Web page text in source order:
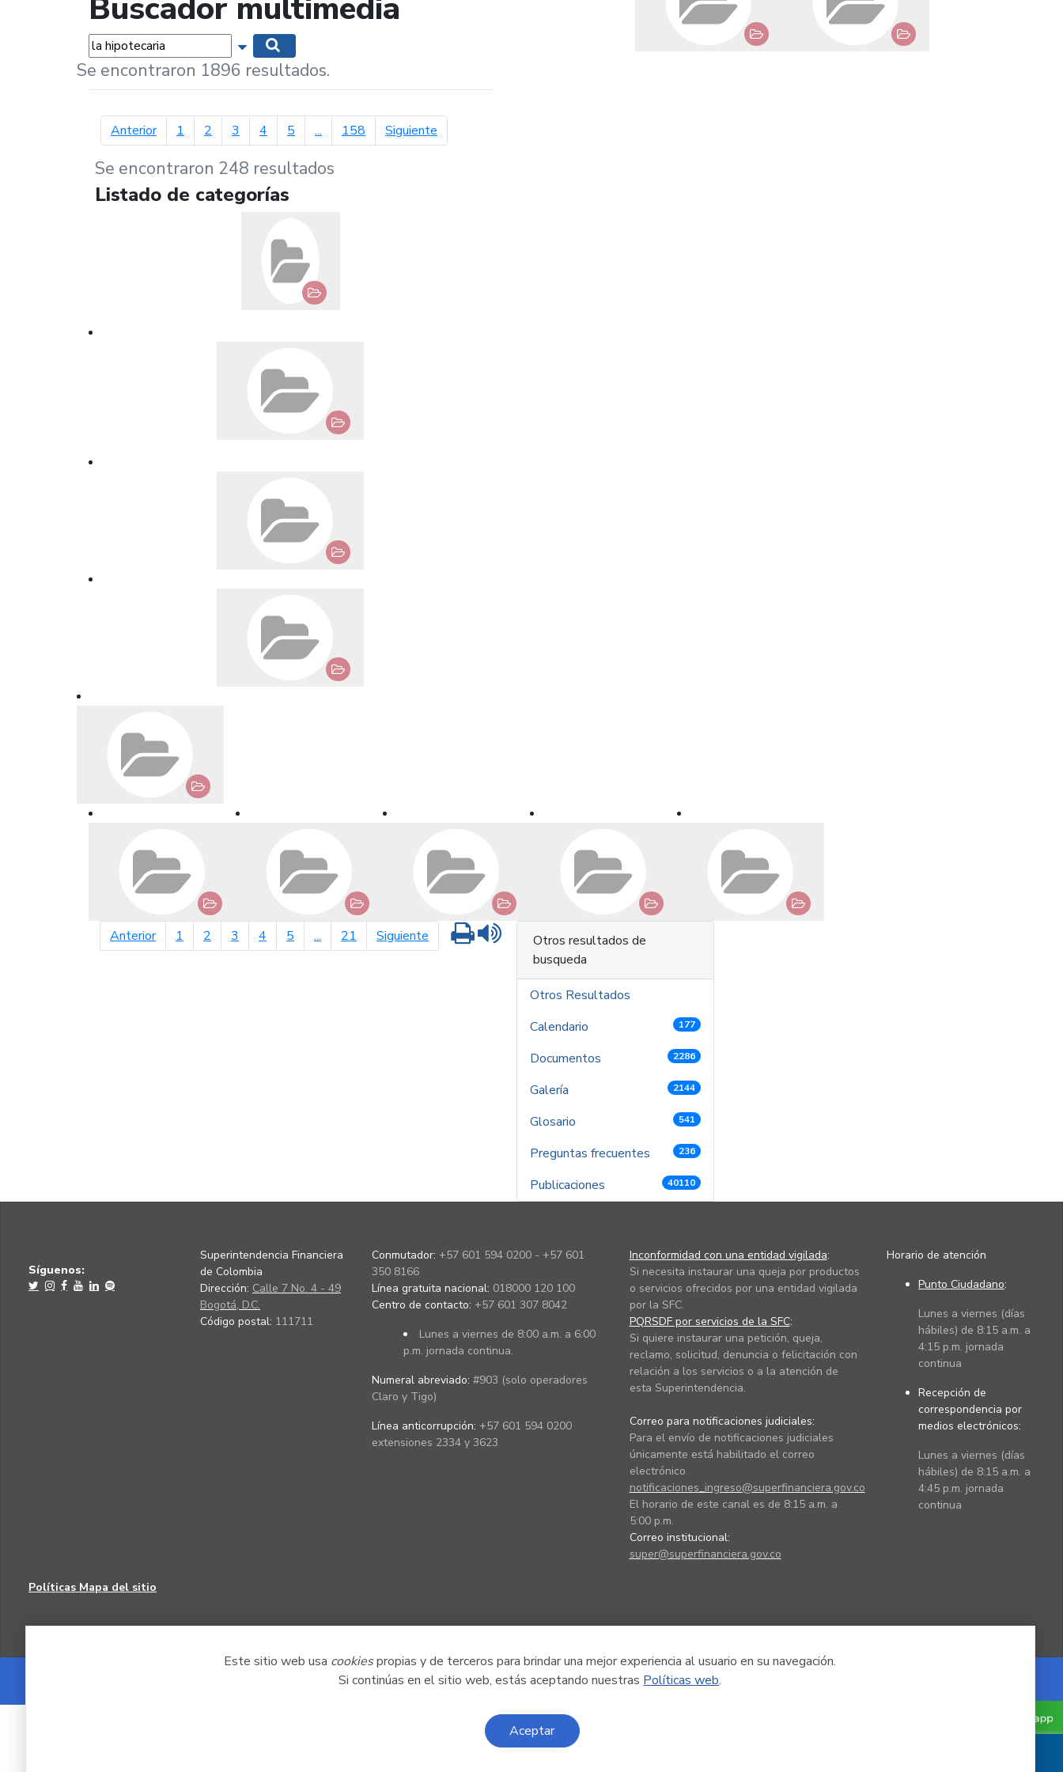
Este sitio web usa cookiespropias y de terceros para brindar una mejor experiencia al usuario en su navegación.
Si continúas en el sitio web, estás aceptando nuestras Políticas web.
Aceptar
Buscador multimedia
Palabras... Mostrar opciones de búsqueda
Se encontraron 1896 resultados.
Anteriorpágina anterior
1 2 3 4 5 ... 158 Siguientepágina siguiente
Se encontraron 248 resultados
Listado de categorías
Anteriorpágina anterior
1 2 3 4 5 ... 21 Siguiente página siguiente
Imprimir
Otros resultados de
busqueda
Otros Resultados
Calendario
177
Documentos 2286
Galería 2144
Glosario 541
Preguntas frecuentes 236
Publicaciones 40110
Síguenos:
Superintendencia Financiera
de Colombia
Dirección: Calle 7 No. 4 - 49
Bogotá, D.C.
Código postal: 111711
Conmutador: +57 601 594 0200 - +57 601
350 8166
Línea gratuita nacional: 018000 120 100
Centro de contacto: +57 601 307 8042
Lunes a viernes de 8:00 a.m. a 6:00
p.m. jornada continua.
Numeral abreviado: #903 (solo operadores
Claro y Tigo)
Línea anticorrupción: +57 601 594 0200
extensiones 2334 y 3623
Inconformidad con una entidad vigilada:
Si necesita instaurar una queja por productos
o servicios ofrecidos por una entidad vigilada
por la SFC.
PQRSDF por servicios de la SFC:
Si quiere instaurar una petición, queja,
reclamo, solicitud, denuncia o felicitación con
relación a los servicios o a la atención de
esta Superintendencia.
Correo para notificaciones judiciales:
Para el envío de notificaciones judiciales
únicamente está habilitado el correo
electrónico
notificaciones_ingreso@superfinanciera.gov.co
El horario de este canal es de 8:15 a.m. a
5:00 p.m.
Correo institucional:
super@superfinanciera.gov.co
Horario de atención
Punto Ciudadano:
Lunes a viernes (días
hábiles) de 8:15 a.m. a
4:15 p.m. jornada
continua
Recepción de
correspondencia por
medios electrónicos:
Lunes a viernes (días
hábiles) de 8:15 a.m. a
4:45 p.m. jornada
continua
Políticas Mapa del sitio
Powered by Nexura